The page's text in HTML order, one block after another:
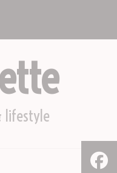
lifestyle